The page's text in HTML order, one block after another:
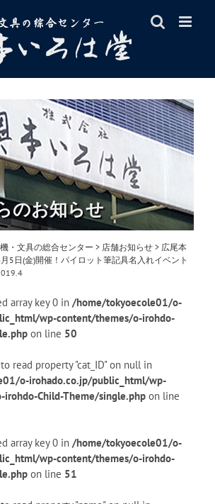
のお知らせ
・文具の総合センター > 店舗お知らせ > 広尾本
5日(金)開催！パイロット筆記具名入れイベント
array key 0 in /home/tokyoecole01/o-
wp-content/themes/o-irohdo-
on line 50
read property "cat_ID" on null in
o-irohado.co.jp/public_html/wp-
Child-Theme/single.php on line
array key 0 in /home/tokyoecole01/o-
wp-content/themes/o-irohdo-
on line 51